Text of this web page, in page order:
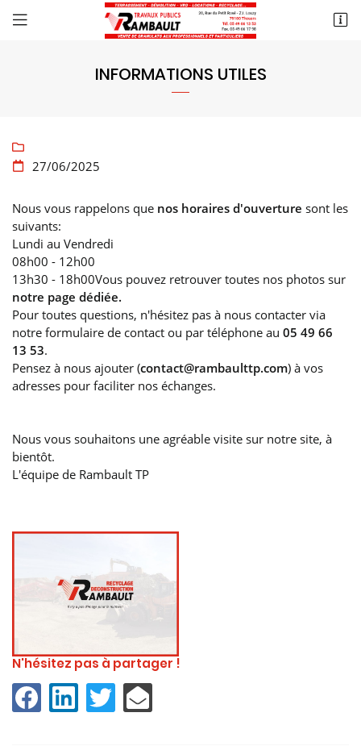
20 rue du Petit Rosé
05 49 66 13 53INFORMATIONS UTILES


27/06/2025
Nous vous rappelons que nos horaires d'ouverture sont les
suivants:
Lundi au Vendredi
08h00 - 12h00
13h30 - 18h00Vous pouvez retrouver toutes nos photos sur
notre page dédiée.
Pour toutes questions, n'hésitez pas à nous contacter via
notre formulaire de contact ou par téléphone au 05 49 66
13 53.
Pensez à nous ajouter (contact@rambaulttp.com) à vos
adresses pour faciliter nos échanges.
Nous vous souhaitons une agréable visite sur notre site, à
bientôt.
L'équipe de Rambault TP
N'hésitez pas à partager !